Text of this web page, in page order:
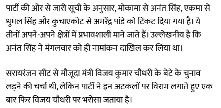
पार्टी की ओर से जारी सूची के अनुसार, मोकामा से अनंत सिंह, एकमा से
धुमल सिंह और कुचाएकोट से अमरेंद्र पांडे को टिकट दिया गया है। ये
तीनों अपने-अपने क्षेत्रों में प्रभावशाली माने जाते हैं। उल्लेखनीय है कि
अनंत सिंह ने मंगलवार को ही नामांकन दाखिल कर लिया था।
सरायरंजन सीट से मौजूदा मंत्री विजय कुमार चौधरी के बेटे के चुनाव
लड़ने की चर्चा थी, लेकिन पार्टी ने इन अटकलों पर विराम लगाते हुए एक
बार फिर विजय चौधरी पर भरोसा जताया है।